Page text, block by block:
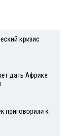
кризис
дать Африке
приговорили к